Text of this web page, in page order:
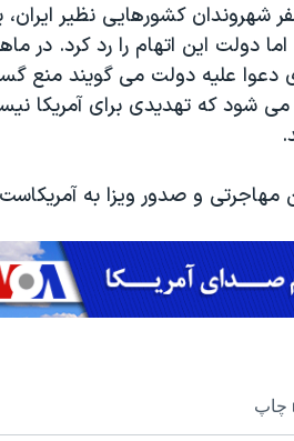
شهروندان کشورهایی نظیر
دولت این اتهام را رد کرد. در
دعوا علیه دولت می گویند منع
می شود که تهدیدی برای آمریکا
مهاجرتی و صدور ویزا به
چاپ